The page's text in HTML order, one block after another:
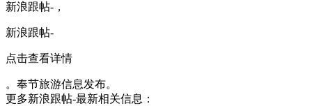
新浪跟帖-，
新浪跟帖-
点击查看详情
。奉节旅游信息发布。
更多新浪跟帖-最新相关信息：